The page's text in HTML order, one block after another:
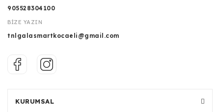
905528304100
BİZE YAZIN
tnlgalasmartkocaeli@gmail.com
KURUMSAL